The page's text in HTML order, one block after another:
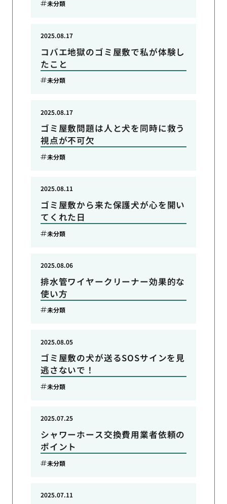
未分類
コバエ地獄のゴミ屋敷で私が体験し
たこと
2025.08.17
未分類
ゴミ屋敷問題は人と犬を同時に救う
視点が不可欠
2025.08.17
未分類
ゴミ屋敷から来た保護犬が心を開い
てくれた日
2025.08.11
未分類
排水管ワイヤークリーナー効果的な
使い方
2025.08.06
未分類
ゴミ屋敷の犬が送るSOSサインを見
逃さないで！
2025.08.05
未分類
シャワーホース交換費用業者依頼の
ポイント
2025.07.25
未分類
2025.07.11